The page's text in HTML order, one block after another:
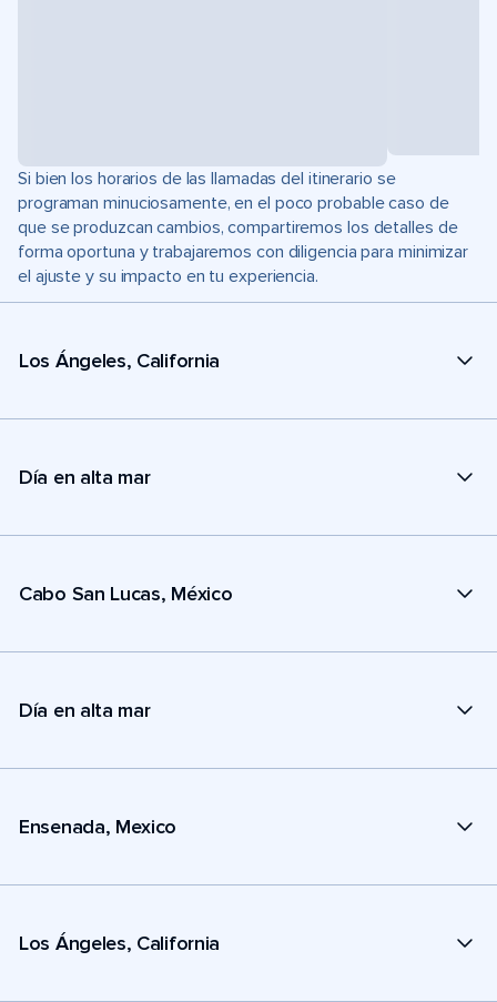
Si bien los horarios de las llamadas del itinerario se
programan minuciosamente, en el poco probable caso de
que se produzcan cambios, compartiremos los detalles de
forma oportuna y trabajaremos con diligencia para minimizar
el ajuste y su impacto en tu experiencia.
Los Ángeles, California
Día en alta mar
Cabo San Lucas, México
Día en alta mar
Ensenada, Mexico
Los Ángeles, California